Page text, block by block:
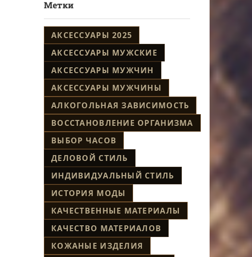
Метки
АКСЕССУАРЫ 2025
АКСЕССУАРЫ МУЖСКИЕ
АКСЕССУАРЫ МУЖЧИН
АКСЕССУАРЫ МУЖЧИНЫ
АЛКОГОЛЬНАЯ ЗАВИСИМОСТЬ
ВОССТАНОВЛЕНИЕ ОРГАНИЗМА
ВЫБОР ЧАСОВ
ДЕЛОВОЙ СТИЛЬ
ИНДИВИДУАЛЬНЫЙ СТИЛЬ
ИСТОРИЯ МОДЫ
КАЧЕСТВЕННЫЕ МАТЕРИАЛЫ
КАЧЕСТВО МАТЕРИАЛОВ
КОЖАНЫЕ ИЗДЕЛИЯ